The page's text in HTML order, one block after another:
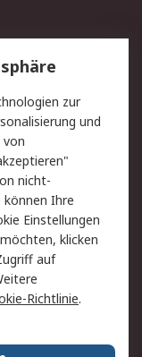
zur
und
von
nicht-
können Ihre
Einstellungen
klicken
auf
Richtlinie.